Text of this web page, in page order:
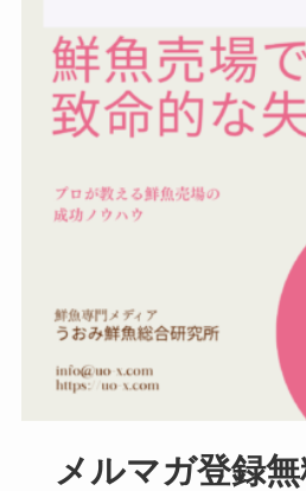
メルマガ登録